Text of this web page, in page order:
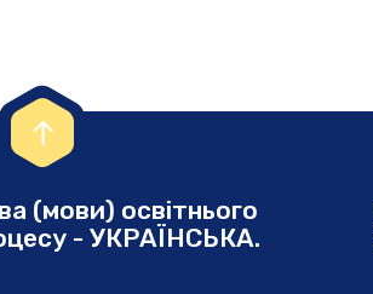
(мови) освітнього
- УКРАЇНСЬКА.